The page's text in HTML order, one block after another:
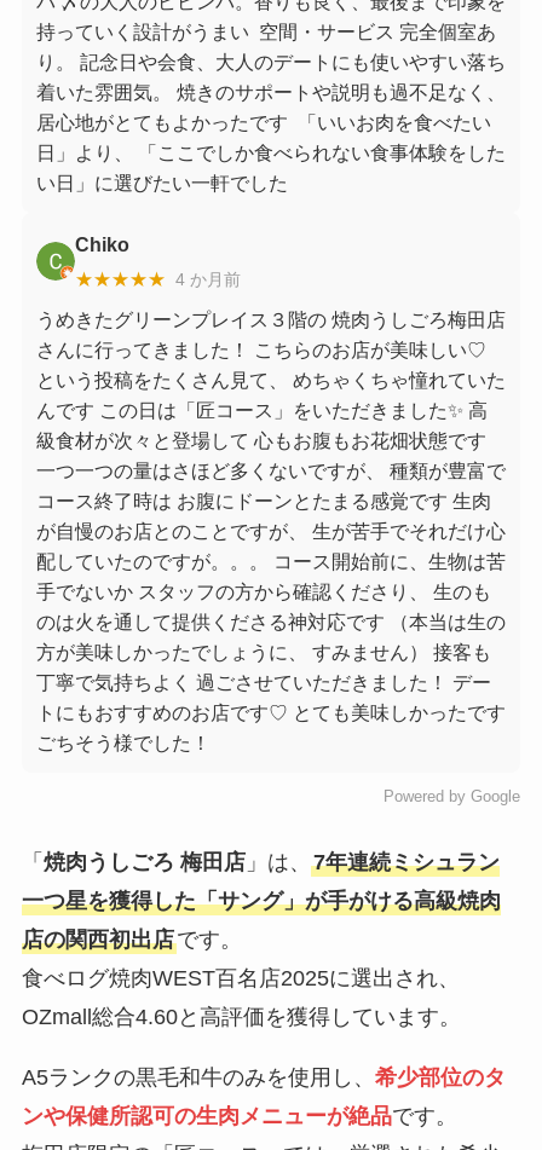
持っていく設計がうまい ⁡ 空間・サービス 完全個室あ
り。 記念日や会食、大人のデートにも使いやすい落ち
着いた雰囲気。 焼きのサポートや説明も過不足なく、
居心地がとてもよかったです‍ ⁡ 「いいお肉を食べたい
日」より、 「ここでしか食べられない食事体験をした
い日」に選びたい一軒でした
Chiko
★★★★★ 4 か月前
うめきたグリーンプレイス３階の 焼肉うしごろ梅田店
さんに行ってきました！ こちらのお店が美味しい♡
という投稿をたくさん見て、 めちゃくちゃ憧れていた
んです この日は「匠コース」をいただきました✨ 高
級食材が次々と登場して 心もお腹もお花畑状態です
一つ一つの量はさほど多くないですが、 種類が豊富で
コース終了時は お腹にドーンとたまる感覚です 生肉
が自慢のお店とのことですが、 生が苦手でそれだけ心
配していたのですが。。。 コース開始前に、生物は苦
手でないか スタッフの方から確認くださり、 生のも
のは火を通して提供くださる神対応です （本当は生の
方が美味しかったでしょうに、 すみません） 接客も
丁寧で気持ちよく 過ごさせていただきました！ デー
トにもおすすめのお店です♡ とても美味しかったです
ごちそう様でした！
Powered by Google
「 焼肉うしごろ 梅田店」は、 7年連続ミシュラン
一つ星を獲得した「サング」が手がける高級焼肉
店の関西初出店です。
食べログ焼肉WEST百名店2025に選出され、
OZmall総合4.60と高評価を獲得しています。
A5ランクの黒毛和牛のみを使用し、 希少部位のタ
ンや保健所認可の生肉メニューが絶品です。